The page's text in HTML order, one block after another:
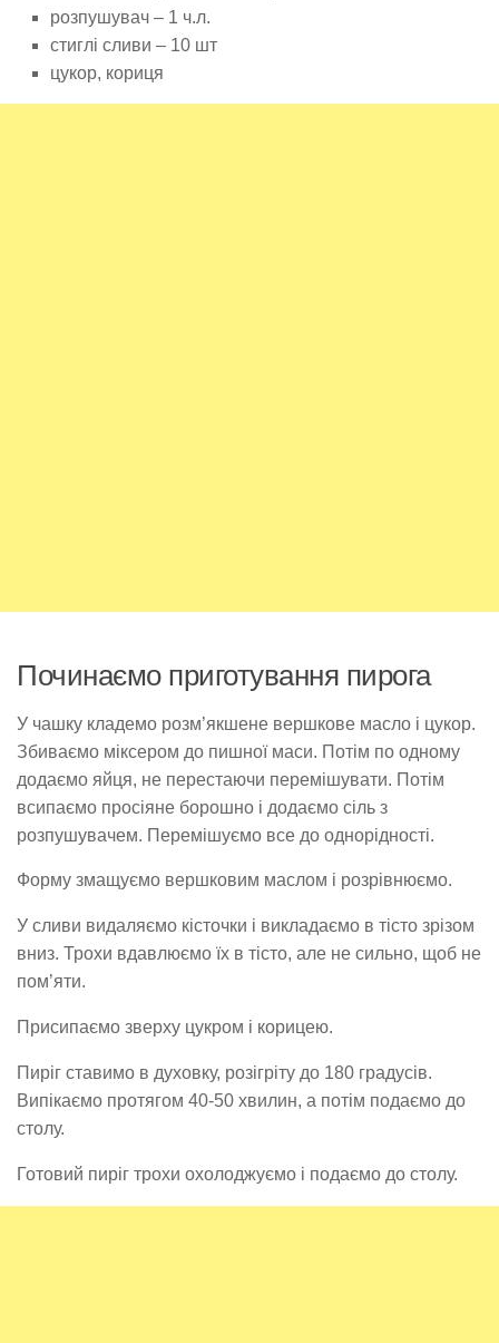
розпушувач – 1 ч.л.
стиглі сливи – 10 шт
цукор, кориця
Починаємо приготування пирога
У чашку кладемо розм’якшене вершкове масло і цукор.
Збиваємо міксером до пишної маси. Потім по одному
додаємо яйця, не перестаючи перемішувати. Потім
всипаємо просіяне борошно і додаємо сіль з
розпушувачем. Перемішуємо все до однорідності.
Форму змащуємо вершковим маслом і розрівнюємо.
У сливи видаляємо кісточки і викладаємо в тісто зрізом
вниз. Трохи вдавлюємо їх в тісто, але не сильно, щоб не
пом’яти.
Присипаємо зверху цукром і корицею.
Пиріг ставимо в духовку, розігріту до 180 градусів.
Випікаємо протягом 40-50 хвилин, а потім подаємо до
столу.
Готовий пиріг трохи охолоджуємо і подаємо до столу.